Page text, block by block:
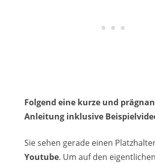
Folgend eine kurze und
Anleitung inklusive
Sie sehen gerade einen
Youtube. Um auf den